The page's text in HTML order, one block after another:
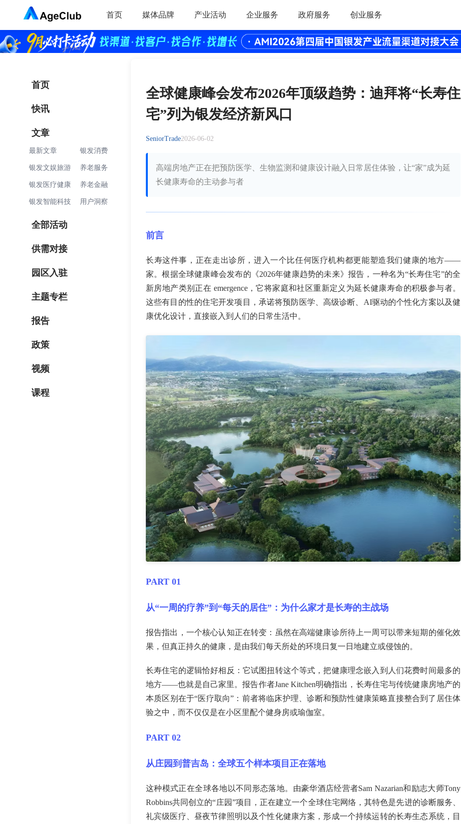
首页 媒体品牌 产业活动 企业服务 政府服务 创业服务
首页
快讯
文章
最新文章 银发消费
银发文娱旅游 养老服务
银发医疗健康 养老金融
银发智能科技 用户洞察
全部活动
供需对接
园区入驻
主题专栏
报告
政策
视频
课程
全球健康峰会发布2026年顶级趋势：迪拜将“长寿住
宅”列为银发经济新风口
SeniorTrade2026-06-02
高端房地产正在把预防医学、生物监测和健康设计融入日常居住体验，让“家”成为延
长健康寿命的主动参与者
前言
长寿这件事，正在走出诊所，进入一个比任何医疗机构都更能塑造我们健康的地方——
家。根据全球健康峰会发布的《2026年健康趋势的未来》报告，一种名为“长寿住宅”的全
新房地产类别正在 emergence，它将家庭和社区重新定义为延长健康寿命的积极参与者。
这些有目的性的住宅开发项目，承诺将预防医学、高级诊断、AI驱动的个性化方案以及健
康优化设计，直接嵌入到人们的日常生活中。
PART 01
从“一周的疗养”到“每天的居住”：为什么家才是长寿的主战场
报告指出，一个核心认知正在转变：虽然在高端健康诊所待上一周可以带来短期的催化效
果，但真正持久的健康，是由我们每天所处的环境日复一日地建立或侵蚀的。
长寿住宅的逻辑恰好相反：它试图扭转这个等式，把健康理念嵌入到人们花费时间最多的
地方——也就是自己家里。报告作者Jane Kitchen明确指出，长寿住宅与传统健康房地产的
本质区别在于“医疗取向”：前者将临床护理、诊断和预防性健康策略直接整合到了居住体
验之中，而不仅仅是在小区里配个健身房或瑜伽室。
PART 02
从庄园到普吉岛：全球五个样本项目正在落地
这种模式正在全球各地以不同形态落地。由豪华酒店经营者Sam Nazarian和励志大师Tony
Robbins共同创立的“庄园”项目，正在建立一个全球住宅网络，其特色是先进的诊断服务、
礼宾级医疗、昼夜节律照明以及个性化健康方案，形成一个持续运转的长寿生态系统，目